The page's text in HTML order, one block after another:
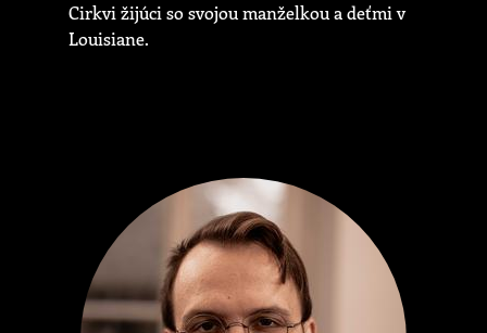
Cirkvi žijúci so svojou manželkou a deťmi v
Louisiane.